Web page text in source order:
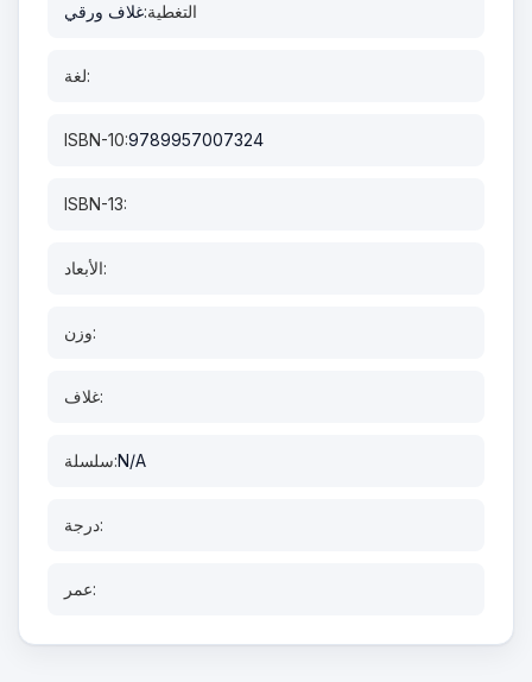
التغطية:غلاف ورقي
لغة:
ISBN-10:9789957007324
ISBN-13:
الأبعاد:
وزن:
غلاف:
سلسلة:N/A
درجة:
عمر: